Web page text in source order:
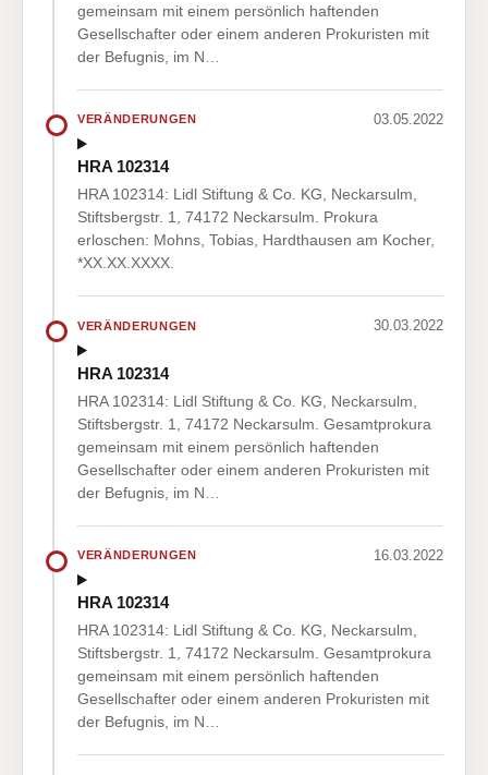
gemeinsam mit einem persönlich haftenden
Gesellschafter oder einem anderen Prokuristen mit
der Befugnis, im N…
VERÄNDERUNGEN 03.05.2022
HRA 102314
HRA 102314: Lidl Stiftung & Co. KG, Neckarsulm,
Stiftsbergstr. 1, 74172 Neckarsulm. Prokura
erloschen: Mohns, Tobias, Hardthausen am Kocher,
*XX.XX.XXXX.
VERÄNDERUNGEN 30.03.2022
HRA 102314
HRA 102314: Lidl Stiftung & Co. KG, Neckarsulm,
Stiftsbergstr. 1, 74172 Neckarsulm. Gesamtprokura
gemeinsam mit einem persönlich haftenden
Gesellschafter oder einem anderen Prokuristen mit
der Befugnis, im N…
VERÄNDERUNGEN 16.03.2022
HRA 102314
HRA 102314: Lidl Stiftung & Co. KG, Neckarsulm,
Stiftsbergstr. 1, 74172 Neckarsulm. Gesamtprokura
gemeinsam mit einem persönlich haftenden
Gesellschafter oder einem anderen Prokuristen mit
der Befugnis, im N…